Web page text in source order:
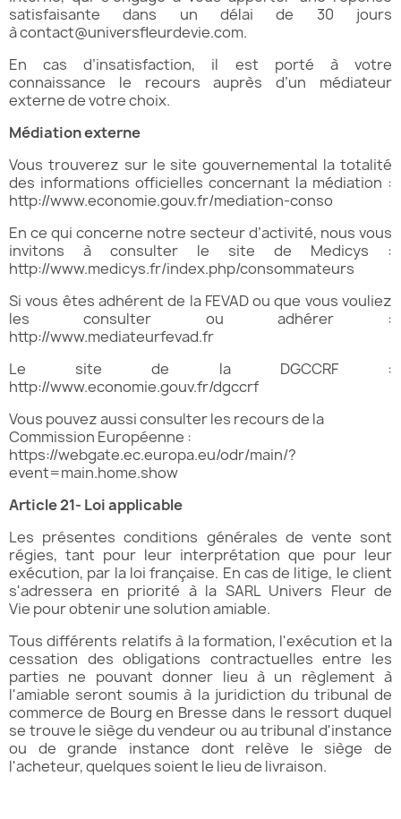
satisfaisante dans un délai de 30 jours
àcontact@universfleurdevie.com.
En cas d’insatisfaction, il est porté à votre
connaissance le recours auprès d’un médiateur
externe de votre choix.
Médiation externe
Vous trouverez sur le site gouvernemental la totalité
des informations officielles concernant la médiation :
http://www.economie.gouv.fr/mediation-conso
En ce qui concerne notre secteur d’activité, nous vous
invitons à consulter le site de Medicys :
http://www.medicys.fr/index.php/consommateurs
Si vous êtes adhérent de la FEVAD ou que vous vouliez
les consulter ou adhérer :
http://www.mediateurfevad.fr
Le site de la DGCCRF :
http://www.economie.gouv.fr/dgccrf
Vous pouvez aussi consulter les recours de la
Commission Européenne :
https://webgate.ec.europa.eu/odr/main/?
event=main.home.show
Article 21- Loi applicable
Les présentes conditions générales de vente sont
régies, tant pour leur interprétation que pour leur
exécution, par la loi française. En cas de litige, le client
s'adressera en priorité à la SARL Univers Fleur de
Vie pour obtenir une solution amiable.
Tous différents relatifs à la formation, l'exécution et la
cessation des obligations contractuelles entre les
parties ne pouvant donner lieu à un règlement à
l'amiable seront soumis à la juridiction du tribunal de
commerce de Bourg en Bresse dans le ressort duquel
se trouve le siège du vendeur ou au tribunal d'instance
ou de grande instance dont relève le siège de
l'acheteur, quelques soient le lieu de livraison.